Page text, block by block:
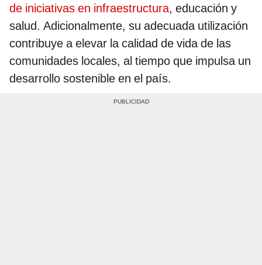
de iniciativas en infraestructura, educación y
salud. Adicionalmente, su adecuada utilización
contribuye a elevar la calidad de vida de las
comunidades locales, al tiempo que impulsa un
desarrollo sostenible en el país.